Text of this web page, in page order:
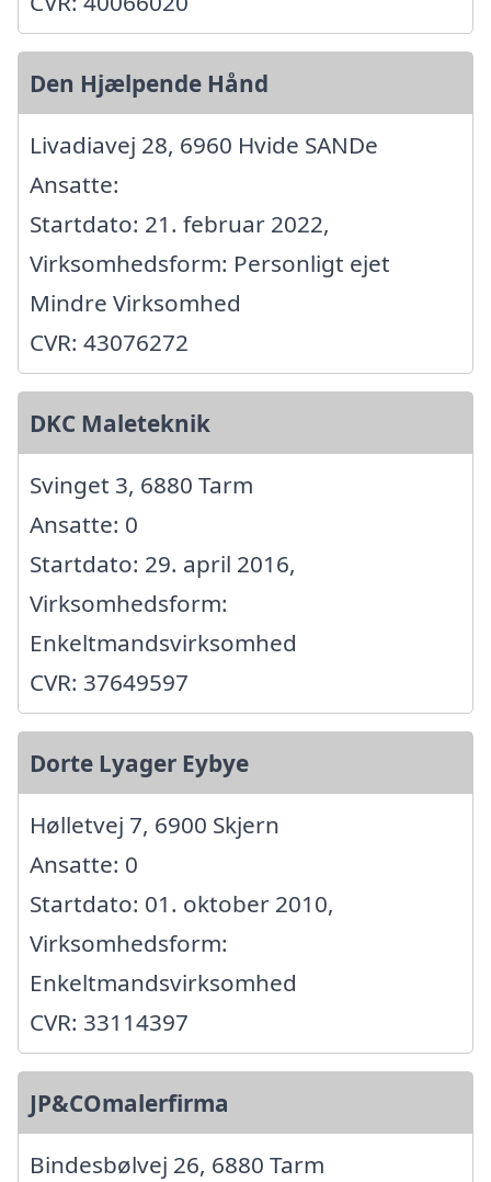
Den Hjælpende Hånd
Livadiavej 28, 6960 Hvide SANDe
Ansatte:
Startdato: 21. februar 2022,
Virksomhedsform: Personligt ejet
Mindre Virksomhed
CVR: 43076272
DKC Maleteknik
Svinget 3, 6880 Tarm
Ansatte: 0
Startdato: 29. april 2016,
Virksomhedsform:
Enkeltmandsvirksomhed
CVR: 37649597
Dorte Lyager Eybye
Hølletvej 7, 6900 Skjern
Ansatte: 0
Startdato: 01. oktober 2010,
Virksomhedsform:
Enkeltmandsvirksomhed
CVR: 33114397
JP&COmalerfirma
Bindesbølvej 26, 6880 Tarm